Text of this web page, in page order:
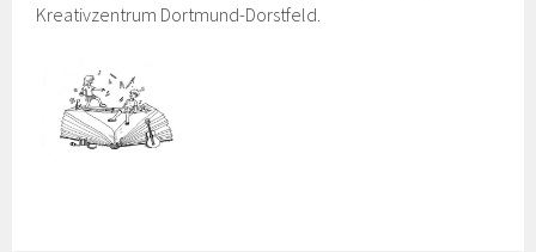
Kreativzentrum Dortmund-Dorstfeld.